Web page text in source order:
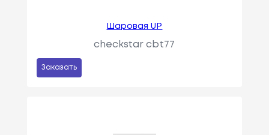
Шаровая UP
checkstar cbt77
Заказать